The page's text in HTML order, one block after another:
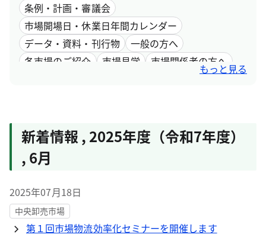
条例・計画・審議会
市場開場日・休業日年間カレンダー
データ・資料・刊行物
一般の方へ
各市場のご紹介
市場見学
市場関係者の方へ
もっと見る
新着情報 , 2025年度（令和7年度）
, 6月
2025年07月18日
中央卸売市場
第１回市場物流効率化セミナーを開催します